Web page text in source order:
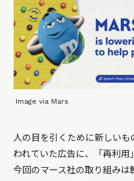
Image via Mars
人の目を引くために新しい
われていた広告に、「再利用
今回のマース社の取り組み